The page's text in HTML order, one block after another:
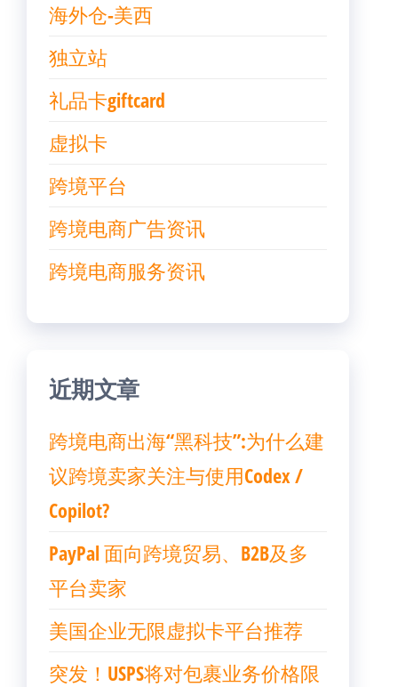
海外仓-美西
独立站
礼品卡giftcard
虚拟卡
跨境平台
跨境电商广告资讯
跨境电商服务资讯
近期文章
跨境电商出海“黑科技”:为什么建
议跨境卖家关注与使用Codex /
Copilot?
PayPal 面向跨境贸易、B2B及多
平台卖家
美国企业无限虚拟卡平台推荐
突发！USPS将对包裹业务价格限